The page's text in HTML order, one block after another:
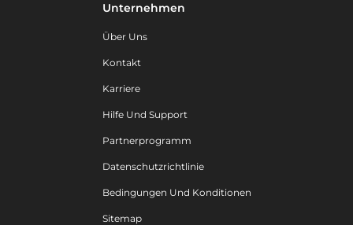
Unternehmen
Über Uns
Kontakt
Karriere
Hilfe Und Support
Partnerprogramm
Datenschutzrichtlinie
Bedingungen Und Konditionen
Sitemap